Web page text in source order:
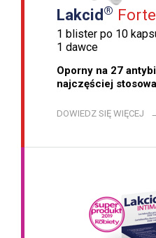
Lakcid® Forte
1 blister po 10
1 dawce
Oporny na 27
najczęściej
DOWIEDZ SIĘ WIĘCEJ